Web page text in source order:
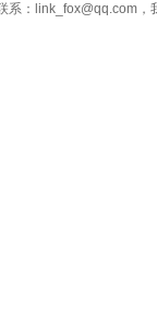
系：link_fox@qq.com，